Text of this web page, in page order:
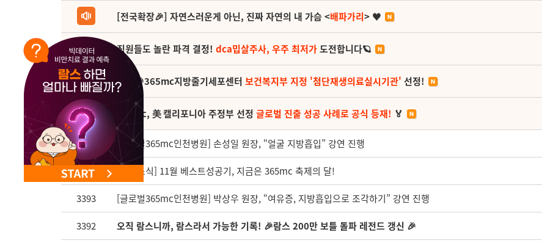
[전국확장🎉] 자연스러운게 아닌, 진짜 자연의 내 가슴 <배파가리> ♥
직원들도 놀란 파격 결정! dca밉살주사, 우주 최저가도전합니다🪐
(축) 🎉365mc지방줄기세포센터 보건복지부 지정 '첨단재생의료실시기관' 선정!
365mc, 美 캘리포니아 주정부 선정 글로벌 진출 성공 사례로 공식 등재! 🏅
3395 [글로벌365mc인천병원] 손성일 원장, “얼굴 지방흡입” 강연 진행
3394 [월간소식] 11월 베스트성공기, 지금은 365mc 축제의 달!
3393 [글로벌365mc인천병원] 박상우 원장, “여유증, 지방흡입으로 조각하기” 강연 진행
3392 오직 람스니까, 람스라서 가능한 기록! 🎉람스 200만 보틀 돌파 레전드 갱신 🎉